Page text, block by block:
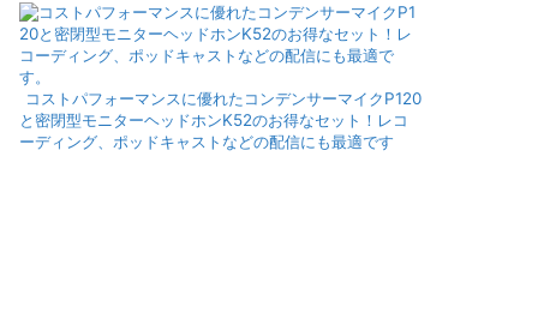
コストパフォーマンスに優れたコンデンサーマイクP120
と密閉型モニターヘッドホンK52のお得なセット！レコ
ーディング、ポッドキャストなどの配信にも最適です